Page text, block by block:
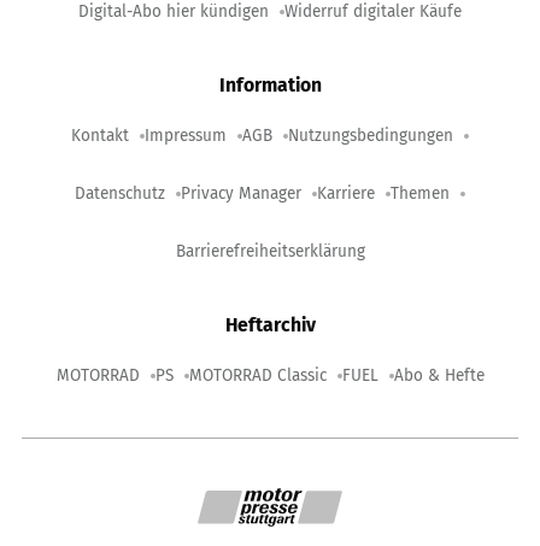
Digital-Abo hier kündigen Widerruf digitaler Käufe
Information
Kontakt Impressum AGB Nutzungsbedingungen
Datenschutz Privacy Manager Karriere Themen
Barrierefreiheitserklärung
Heftarchiv
MOTORRAD PS MOTORRAD Classic FUEL Abo & Hefte